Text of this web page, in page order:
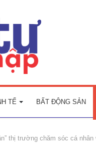
TẾ BẤT ĐỘNG SẢN
thị trường chăm sóc cá